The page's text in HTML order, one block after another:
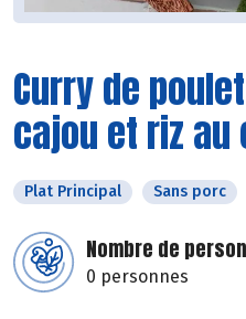
Curry de
cajou et riz au
Plat Principal Sans porc
Nombre de
0 personnes